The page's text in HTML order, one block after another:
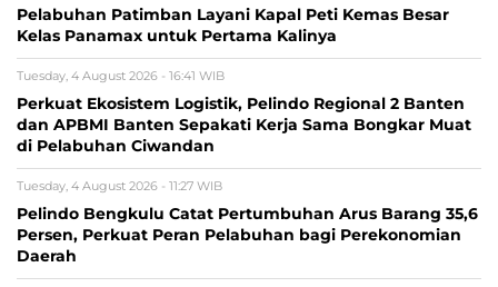
Pelabuhan Patimban Layani Kapal Peti Kemas Besar
Kelas Panamax untuk Pertama Kalinya
Tuesday, 4 August 2026 - 16:41 WIB
Perkuat Ekosistem Logistik, Pelindo Regional 2 Banten
dan APBMI Banten Sepakati Kerja Sama Bongkar Muat
di Pelabuhan Ciwandan
Tuesday, 4 August 2026 - 11:27 WIB
Pelindo Bengkulu Catat Pertumbuhan Arus Barang 35,6
Persen, Perkuat Peran Pelabuhan bagi Perekonomian
Daerah